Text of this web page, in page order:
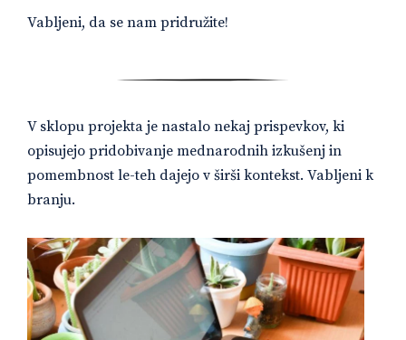
Vabljeni, da se nam pridružite!
V sklopu projekta je nastalo nekaj prispevkov, ki
opisujejo pridobivanje mednarodnih izkušenj in
pomembnost le-teh dajejo v širši kontekst. Vabljeni k
branju.